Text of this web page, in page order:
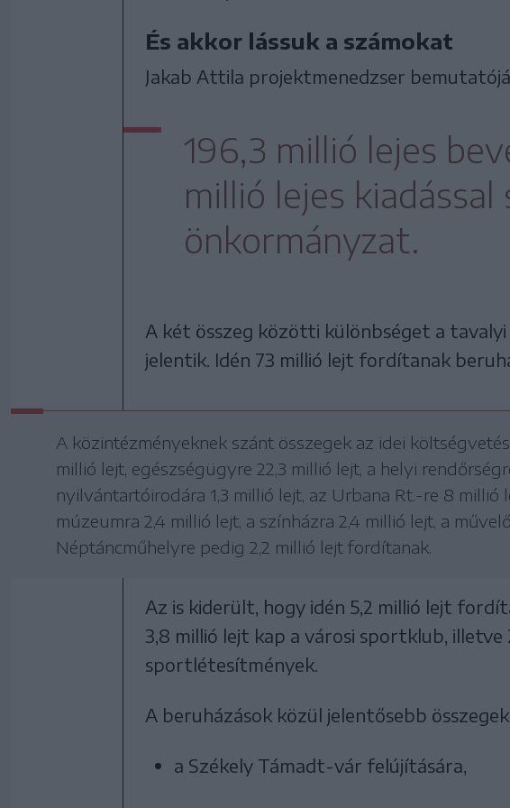
És akkor lássuk a számokat
Jakab Attila projektmenedzser
196,3 millió lejes
millió lejes kiadással
önkormányzat.
A két összeg közötti különbséget a
jelentik. Idén 73 millió lejt fordítanak
A közintézményeknek szánt összegek az idei
millió lejt, egészségügyre 22,3 millió lejt, a helyi
nyilvántartóirodára 1,3 millió lejt, az Urbana Rt.-re 8 millió
múzeumra 2,4 millió lejt, a színházra 2,4 millió lejt, a
Néptáncműhelyre pedig 2,2 millió lejt fordítanak.
Az is kiderült, hogy idén 5,2 millió lejt
3,8 millió lejt kap a városi sportklub, illetve
sportlétesítmények.
A beruházások közül jelentősebb
a Székely Támadt-vár felújítására,